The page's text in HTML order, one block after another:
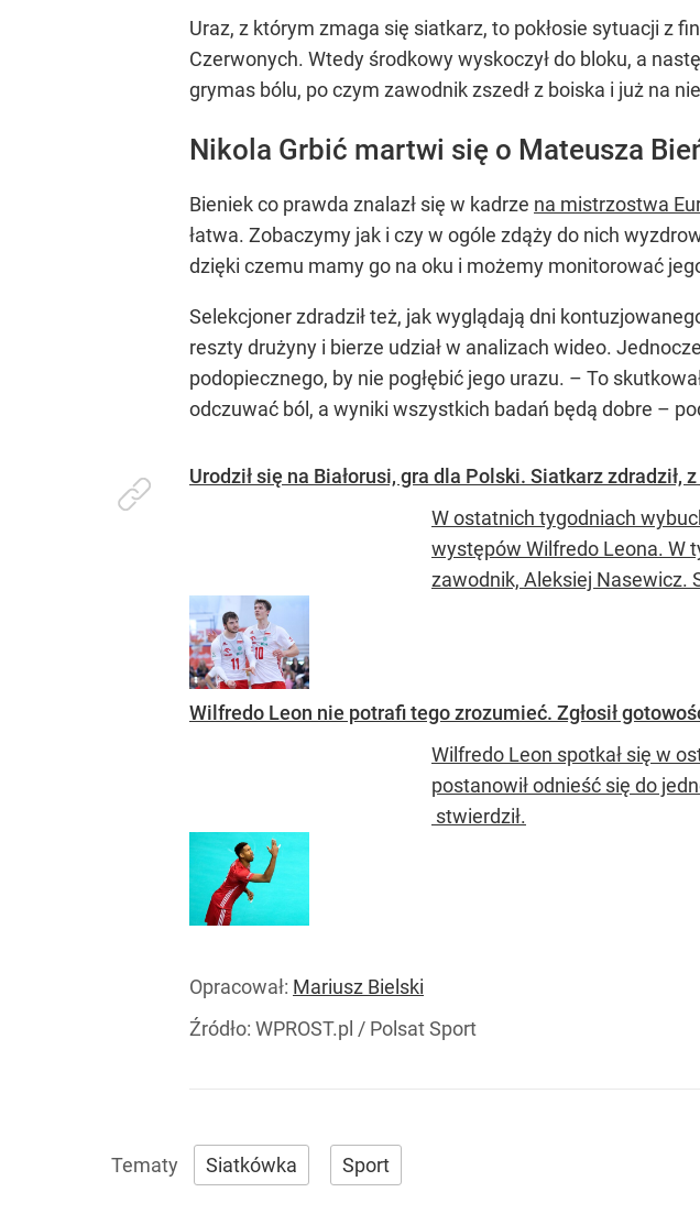
Uraz, z którym zmaga się siatkarz, to pokłosie sytuacji z
Czerwonych. Wtedy środkowy wyskoczył do bloku, a
grymas bólu, po czym zawodnik zszedł z boiska i już na
Nikola Grbić martwi się o Mateusza
Bieniek co prawda znalazł się w kadrze na mistrzostwa
łatwa. Zobaczymy jak i czy w ogóle zdąży do nich
dzięki czemu mamy go na oku i możemy monitorować
Selekcjoner zdradził też, jak wyglądają dni
reszty drużyny i bierze udział w analizach wideo.
podopiecznego, by nie pogłębić jego urazu. – To
odczuwać ból, a wyniki wszystkich badań będą dobre –
Urodził się na Białorusi, gra dla Polski. Siatkarz zdradził,
W ostatnich tygodniach
występów Wilfredo Leona. W
zawodnik, Aleksiej Nasewicz.
Wilfredo Leon nie potrafi tego zrozumieć. Zgłosił
Wilfredo Leon spotkał się w
postanowił odnieść się do
stwierdził.
Opracował: Mariusz Bielski
Źródło: WPROST.pl / Polsat Sport
Siatkówka Sport